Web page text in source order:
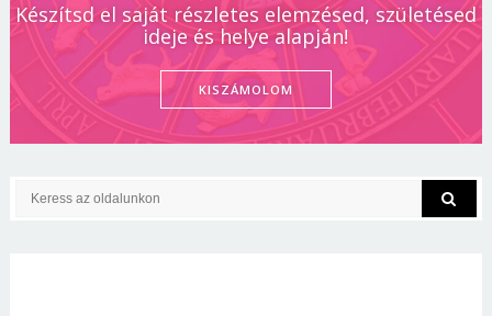
Készítsd el saját részletes elemzésed, születésed
ideje és helye alapján!
KISZÁMOLOM